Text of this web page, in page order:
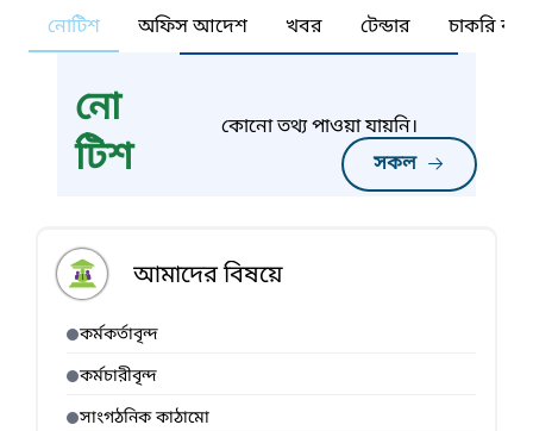
নোটিশ অফিস আদেশ খবর টেন্ডার চাকরি
নো
টিশ
সকল
কোনো তথ্য পাওয়া যায়নি।
আমাদের বিষয়ে
কর্মকর্তাবৃন্দ
কর্মচারীবৃন্দ
সাংগঠনিক কাঠামো